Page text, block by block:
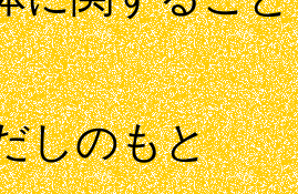
しのもと